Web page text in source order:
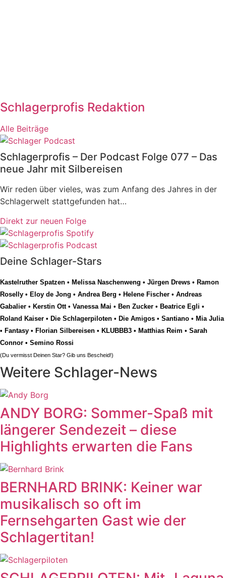
Schlagerprofis Redaktion
Alle Beiträge
Schlagerprofis – Der Podcast Folge 077 – Das
neue Jahr mit Silbereisen
Wir reden über vieles, was zum Anfang des Jahres in der
Schlagerwelt stattgefunden hat…
Direkt zur neuen Folge
Deine Schlager-Stars
Kastelruther Spatzen • Melissa Naschenweng • Jürgen Drews • Ramon
Roselly • Eloy de Jong • Andrea Berg • Helene Fischer • Andreas
Gabalier • Kerstin Ott• Vanessa Mai • Ben Zucker • Beatrice Egli •
Roland Kaiser • Die Schlagerpiloten • Die Amigos • Santiano • Mia Julia
• Fantasy • Florian Silbereisen • KLUBBB3 • Matthias Reim • Sarah
Connor • Semino Rossi
(Du vermisst Deinen Star? Gib uns Bescheid!)
Weitere Schlager-News
ANDY BORG: Sommer-Spaß mit
längerer Sendezeit – diese
Highlights erwarten die Fans
BERNHARD BRINK: Keiner war
musikalisch so oft im
Fernsehgarten Gast wie der
Schlagertitan!